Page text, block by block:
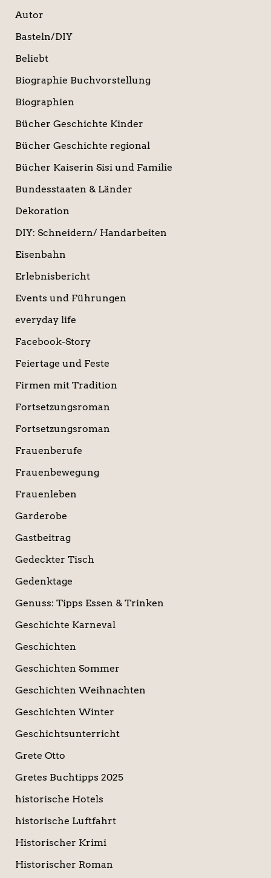
Autor
Basteln/DIY
Beliebt
Biographie Buchvorstellung
Biographien
Bücher Geschichte Kinder
Bücher Geschichte regional
Bücher Kaiserin Sisi und Familie
Bundesstaaten & Länder
Dekoration
DIY: Schneidern/ Handarbeiten
Eisenbahn
Erlebnisbericht
Events und Führungen
everyday life
Facebook-Story
Feiertage und Feste
Firmen mit Tradition
Fortsetzungsroman
Fortsetzungsroman
Frauenberufe
Frauenbewegung
Frauenleben
Garderobe
Gastbeitrag
Gedeckter Tisch
Gedenktage
Genuss: Tipps Essen & Trinken
Geschichte Karneval
Geschichten
Geschichten Sommer
Geschichten Weihnachten
Geschichten Winter
Geschichtsunterricht
Grete Otto
Gretes Buchtipps 2025
historische Hotels
historische Luftfahrt
Historischer Krimi
Historischer Roman